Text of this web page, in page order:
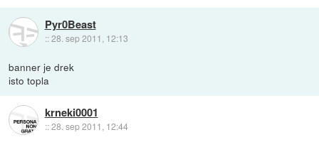
Pyr0Beast
::28. sep 2011, 12:13
banner je drek
isto topla
krneki0001
::28. sep 2011, 12:44